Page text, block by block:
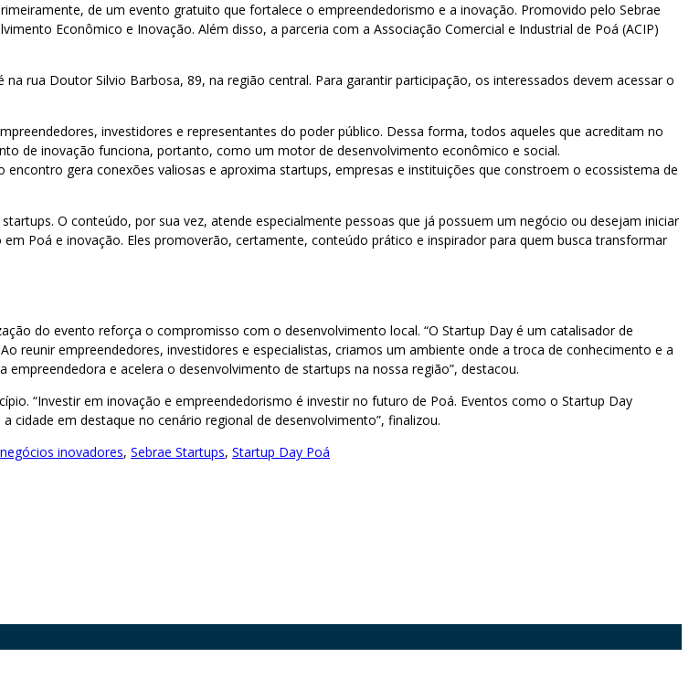
de um evento gratuito que fortalece o empreendedorismo e a inovação. Promovido pelo Sebrae
Econômico e Inovação. Além disso, a parceria com a Associação Comercial e Industrial de Poá (ACIP)
rua Doutor Silvio Barbosa, 89, na região central. Para garantir participação, os interessados devem acessar o
investidores e representantes do poder público. Dessa forma, todos aqueles que acreditam no
de inovação funciona, portanto, como um motor de desenvolvimento econômico e social.
gera conexões valiosas e aproxima startups, empresas e instituições que constroem o ecossistema de
O conteúdo, por sua vez, atende especialmente pessoas que já possuem um negócio ou desejam iniciar
Poá e inovação. Eles promoverão, certamente, conteúdo prático e inspirador para quem busca transformar
do evento reforça o compromisso com o desenvolvimento local. “O Startup Day é um catalisador de
reunir empreendedores, investidores e especialistas, criamos um ambiente onde a troca de conhecimento e a
e acelera o desenvolvimento de startups na nossa região”, destacou.
“Investir em inovação e empreendedorismo é investir no futuro de Poá. Eventos como o Startup Day
em destaque no cenário regional de desenvolvimento”, finalizou.
negócios inovadores, Sebrae Startups, Startup Day Poá